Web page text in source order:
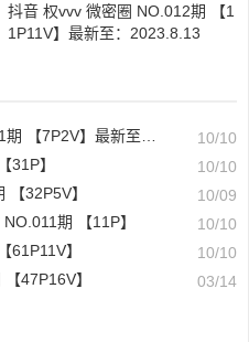
抖音 权vvv 微密圈 NO.012期 【1
1P11V】最新至：2023.8.13
】最新至：2023.8.9
10/10
31P】
10/10
32P5V】
10/09
期 【11P】
10/10
61P11V】
10/10
47P16V】 03/14